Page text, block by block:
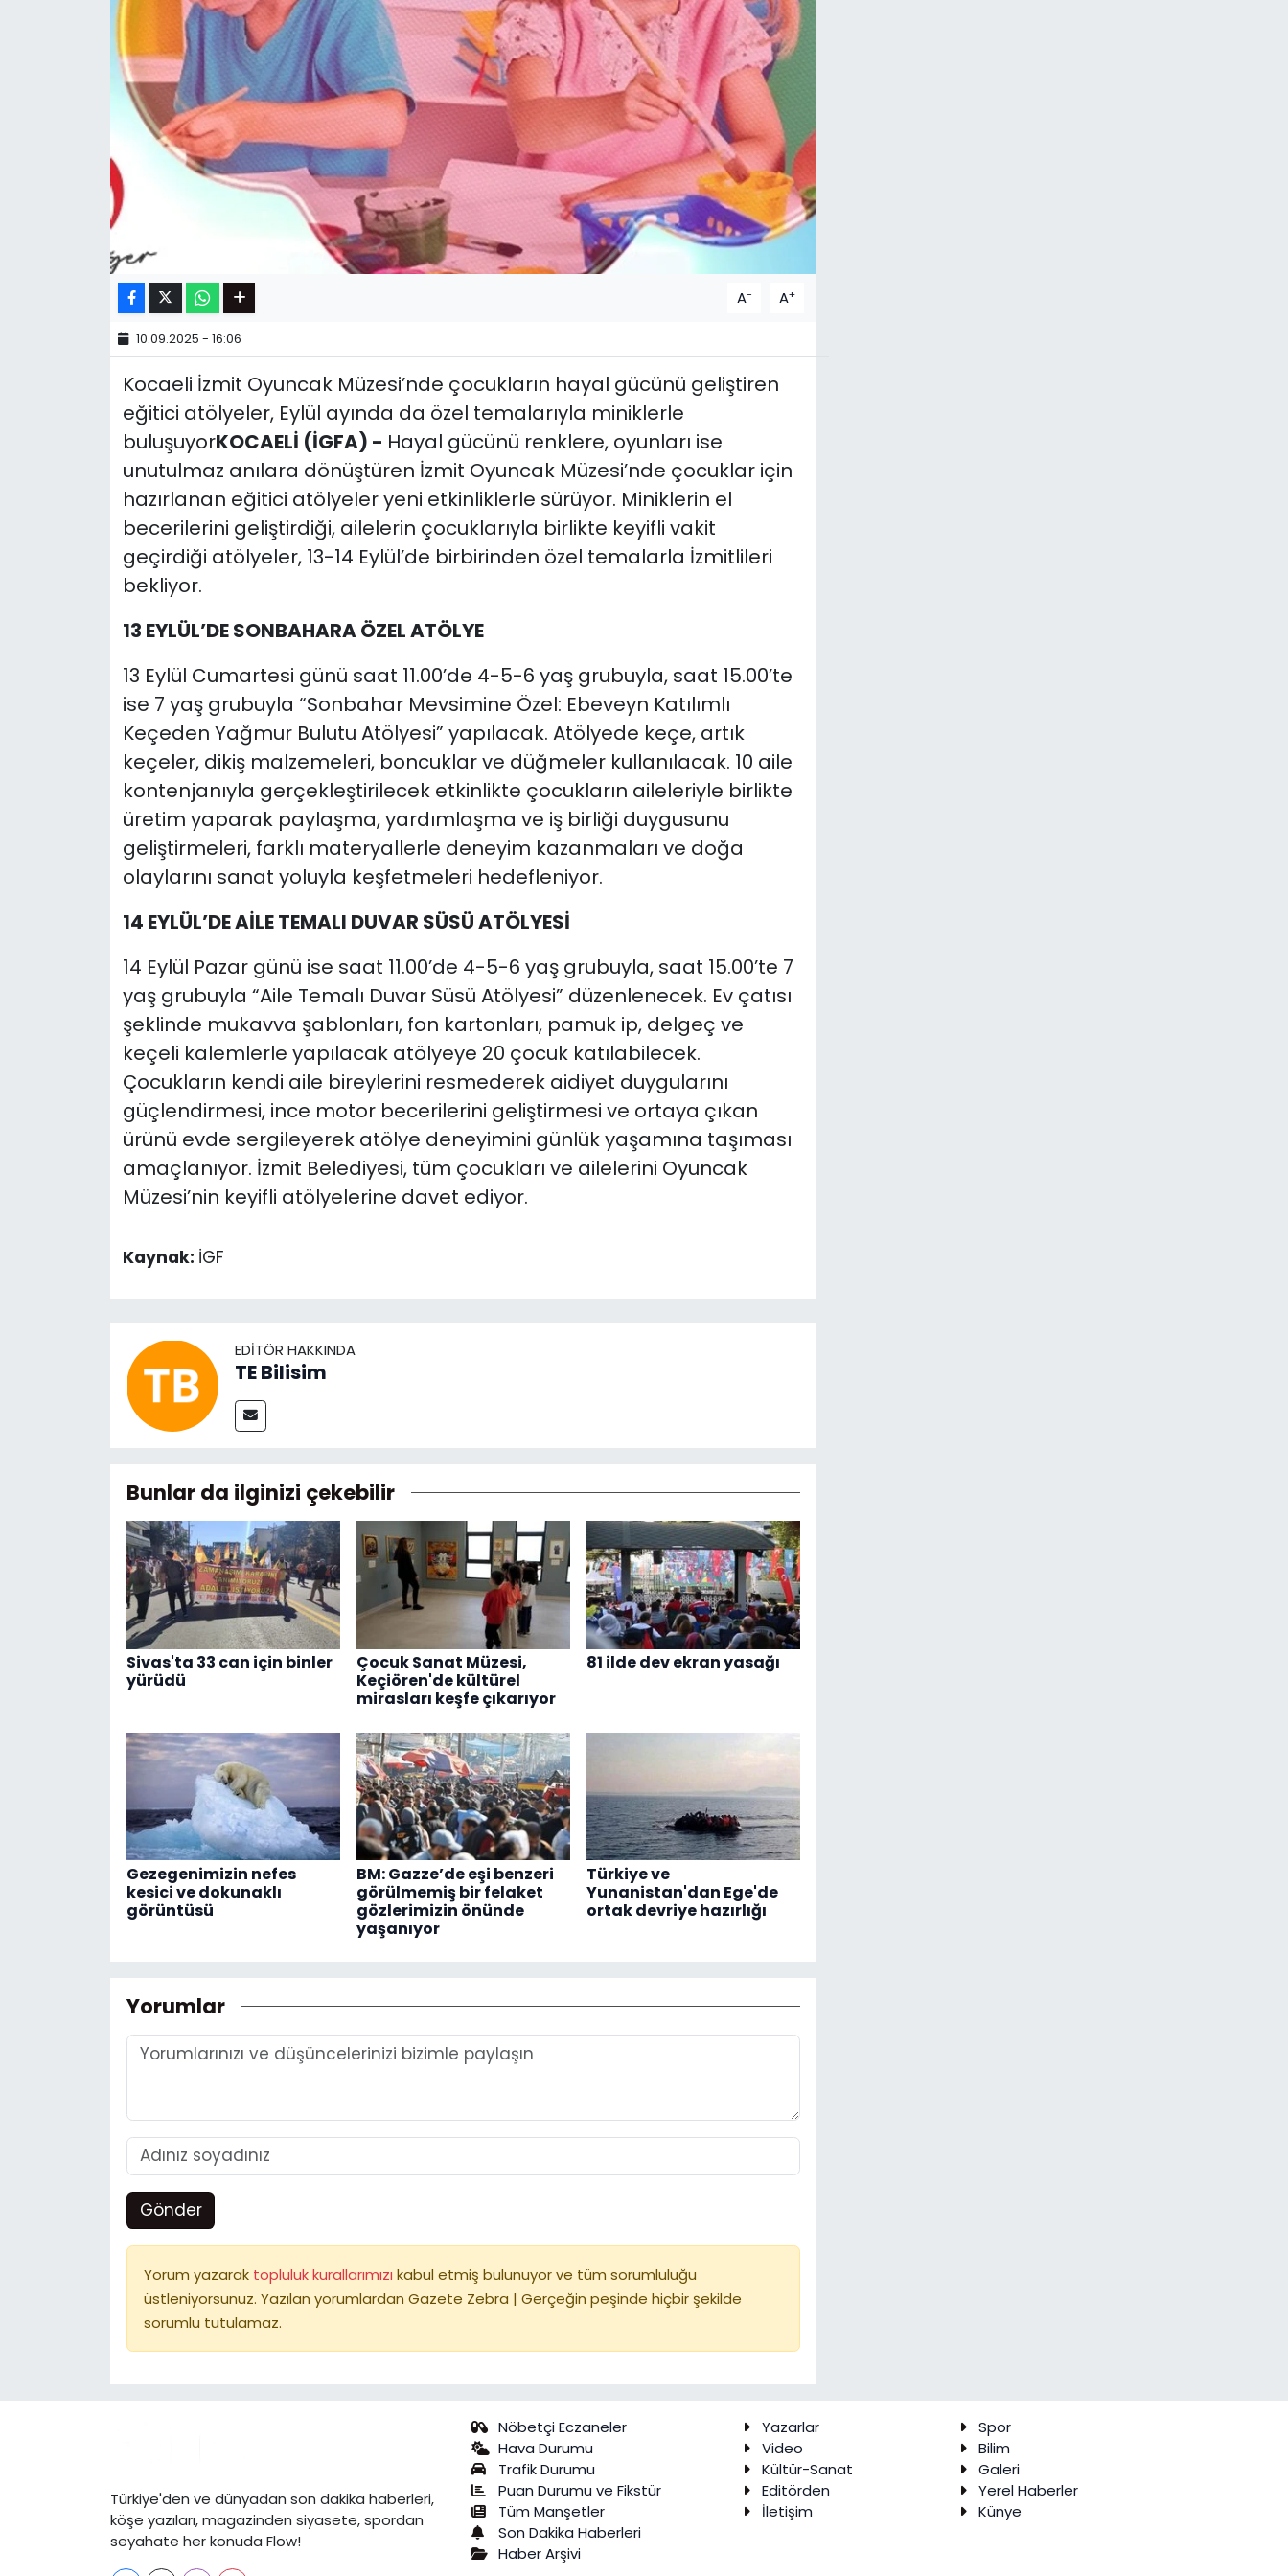
A- A+
10.09.2025 - 16:06
Kocaeli İzmit Oyuncak Müzesi’nde çocukların hayal gücünü geliştiren
eğitici atölyeler, Eylül ayında da özel temalarıyla miniklerle
buluşuyorKOCAELİ (İGFA) - Hayal gücünü renklere, oyunları ise
unutulmaz anılara dönüştüren İzmit Oyuncak Müzesi’nde çocuklar için
hazırlanan eğitici atölyeler yeni etkinliklerle sürüyor. Miniklerin el
becerilerini geliştirdiği, ailelerin çocuklarıyla birlikte keyifli vakit
geçirdiği atölyeler, 13-14 Eylül’de birbirinden özel temalarla İzmitlileri
bekliyor.
13 EYLÜL’DE SONBAHARA ÖZEL ATÖLYE
13 Eylül Cumartesi günü saat 11.00’de 4-5-6 yaş grubuyla, saat 15.00’te
ise 7 yaş grubuyla “Sonbahar Mevsimine Özel: Ebeveyn Katılımlı
Keçeden Yağmur Bulutu Atölyesi” yapılacak. Atölyede keçe, artık
keçeler, dikiş malzemeleri, boncuklar ve düğmeler kullanılacak. 10 aile
kontenjanıyla gerçekleştirilecek etkinlikte çocukların aileleriyle birlikte
üretim yaparak paylaşma, yardımlaşma ve iş birliği duygusunu
geliştirmeleri, farklı materyallerle deneyim kazanmaları ve doğa
olaylarını sanat yoluyla keşfetmeleri hedefleniyor.
14 EYLÜL’DE AİLE TEMALI DUVAR SÜSÜ ATÖLYESİ
14 Eylül Pazar günü ise saat 11.00’de 4-5-6 yaş grubuyla, saat 15.00’te 7
yaş grubuyla “Aile Temalı Duvar Süsü Atölyesi” düzenlenecek. Ev çatısı
şeklinde mukavva şablonları, fon kartonları, pamuk ip, delgeç ve
keçeli kalemlerle yapılacak atölyeye 20 çocuk katılabilecek.
Çocukların kendi aile bireylerini resmederek aidiyet duygularını
güçlendirmesi, ince motor becerilerini geliştirmesi ve ortaya çıkan
ürünü evde sergileyerek atölye deneyimini günlük yaşamına taşıması
amaçlanıyor. İzmit Belediyesi, tüm çocukları ve ailelerini Oyuncak
Müzesi’nin keyifli atölyelerine davet ediyor.
Kaynak: İGF
EDITÖR HAKKINDA
TE Bilisim
Bunlar da ilginizi çekebilir
Sivas'ta 33 can için binler
yürüdü
Çocuk Sanat Müzesi,
Keçiören'de kültürel
mirasları keşfe çıkarıyor
81 ilde dev ekran yasağı
Gezegenimizin nefes
kesici ve dokunaklı
görüntüsü
BM: Gazze’de eşi benzeri
görülmemiş bir felaket
gözlerimizin önünde
yaşanıyor
Türkiye ve
Yunanistan'dan Ege'de
ortak devriye hazırlığı
Yorumlar
Gönder
Yorum yazarak topluluk kurallarımızı kabul etmiş bulunuyor ve tüm sorumluluğu
üstleniyorsunuz. Yazılan yorumlardan Gazete Zebra | Gerçeğin peşinde hiçbir şekilde
sorumlu tutulamaz.
Türkiye'den ve dünyadan son dakika haberleri,
köşe yazıları, magazinden siyasete, spordan
seyahate her konuda Flow!
Nöbetçi Eczaneler
Hava Durumu
Trafik Durumu
Puan Durumu ve Fikstür
Tüm Manşetler
Son Dakika Haberleri
Haber Arşivi
Yazarlar
Spor
Video
Bilim
Kültür-Sanat
Galeri
Editörden
Yerel Haberler
İletişim
Künye